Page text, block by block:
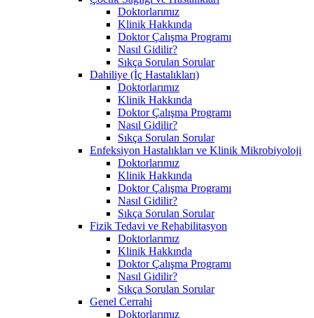
Doktorlarımız
Klinik Hakkında
Doktor Çalışma Programı
Nasıl Gidilir?
Sıkça Sorulan Sorular
Dahiliye (İç Hastalıkları)
Doktorlarımız
Klinik Hakkında
Doktor Çalışma Programı
Nasıl Gidilir?
Sıkça Sorulan Sorular
Enfeksiyon Hastalıkları ve Klinik Mikrobiyoloji
Doktorlarımız
Klinik Hakkında
Doktor Çalışma Programı
Nasıl Gidilir?
Sıkça Sorulan Sorular
Fizik Tedavi ve Rehabilitasyon
Doktorlarımız
Klinik Hakkında
Doktor Çalışma Programı
Nasıl Gidilir?
Sıkça Sorulan Sorular
Genel Cerrahi
Doktorlarımız